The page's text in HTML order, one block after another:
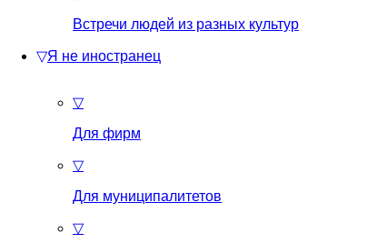
Встречи людей из разных культур
▽Я не иностранец
▽
Для фирм
▽
Для муниципалитетов
▽